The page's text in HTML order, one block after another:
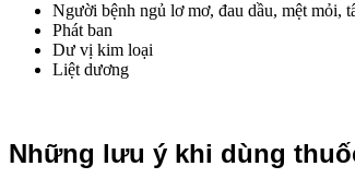
Người bệnh ngủ lơ mơ, đau dầu, mệt mỏi,
Phát ban
Dư vị kim loại
Liệt dương
Những lưu ý khi dùng